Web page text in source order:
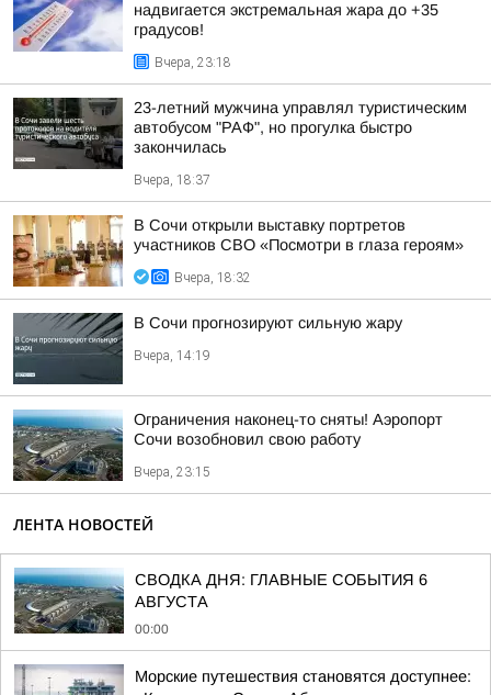
надвигается экстремальная жара до +35
градусов!
Вчера, 23:18
23-летний мужчина управлял туристическим
автобусом "РАФ", но прогулка быстро
закончилась
Вчера, 18:37
В Сочи открыли выставку портретов
участников СВО «Посмотри в глаза героям»
Вчера, 18:32
В Сочи прогнозируют сильную жару
Вчера, 14:19
Ограничения наконец-то сняты! Аэропорт
Сочи возобновил свою работу
Вчера, 23:15
ЛЕНТА НОВОСТЕЙ
СВОДКА ДНЯ: ГЛАВНЫЕ СОБЫТИЯ 6
АВГУСТА
00:00
Морские путешествия становятся доступнее: